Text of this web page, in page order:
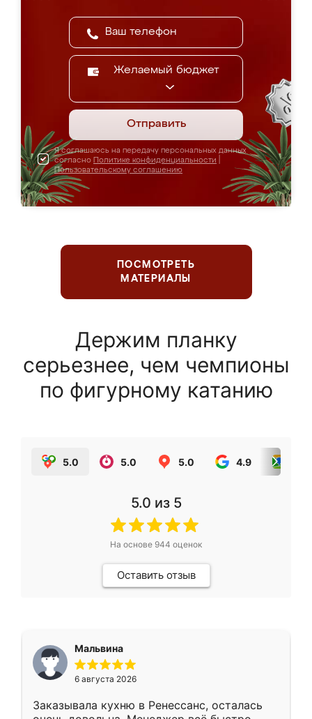
Желаемый бюджет
Отправить
Я соглашаюсь на передачу персональных данных
согласно Политике конфиденциальности
Пользовательскому соглашению
ПОСМОТРЕТЬ
МАТЕРИАЛЫ
Держим планку
серьезнее, чем чемпионы
по фигурному катанию
5.0 5.0 5.0 4.9
5.0 из 5
На основе 944 оценок
Оставить отзыв
Мальвина
6 августа 2026
Заказывала кухню в Ренессанс, осталась